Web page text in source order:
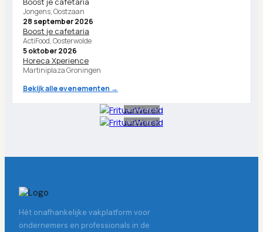
Jongens, Oostzaan
28 september 2026
Boost je cafetaria
ActiFood, Oosterwolde
5 oktober 2026
Horeca Xperience
Martiniplaza Groningen
Bekijk alle evenementen →
Advertentie
Advertentie
Hét onafhankelijke vakplatform voor
ondernemers en professionals in de